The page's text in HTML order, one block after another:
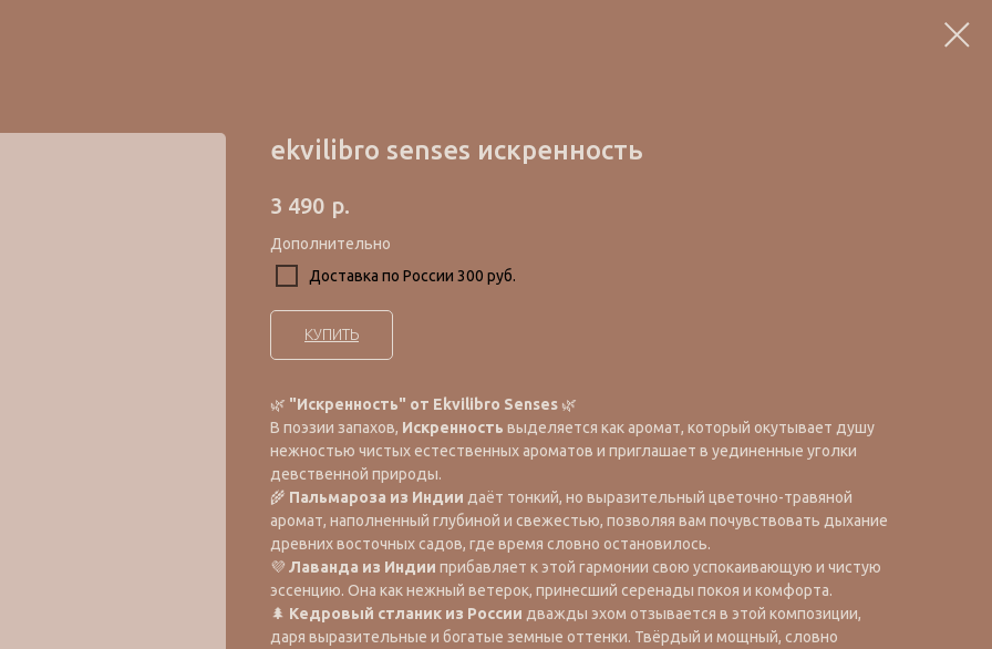
ekvilibro senses искренность
3 490 р.
Дополнительно
Доставка по России 300 руб.
КУПИТЬ
🌿 "Искренность" от Ekvilibro Senses 🌿
В поэзии запахов, Искренность выделяется как аромат, который окутывает душу
нежностью чистых естественных ароматов и приглашает в уединенные уголки
девственной природы.
🌾 Пальмароза из Индии даёт тонкий, но выразительный цветочно-травяной
аромат, наполненный глубиной и свежестью, позволяя вам почувствовать дыхание
древних восточных садов, где время словно остановилось.
💜 Лаванда из Индии прибавляет к этой гармонии свою успокаивающую и чистую
эссенцию. Она как нежный ветерок, принесший серенады покоя и комфорта.
🌲 Кедровый стланик из России дважды эхом отзывается в этой композиции,
даря выразительные и богатые земные оттенки. Твёрдый и мощный, словно